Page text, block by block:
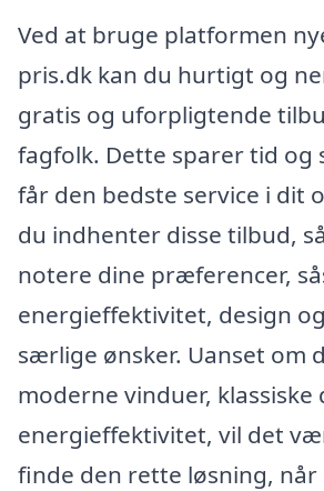
Ved at bruge platformen
pris.dk kan du hurtigt og
gratis og uforpligtende
fagfolk. Dette sparer tid og
får den bedste service i dit
du indhenter disse tilbud,
notere dine præferencer,
energieffektivitet, design
særlige ønsker. Uanset om
moderne vinduer, klassiske
energieffektivitet, vil det
finde den rette løsning,